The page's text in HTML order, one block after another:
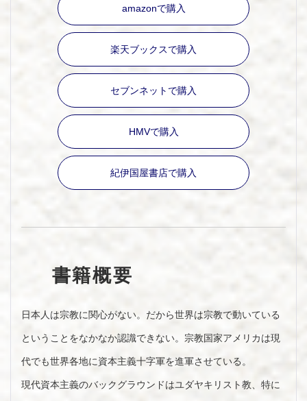
amazonで購入
楽天ブックスで購入
セブンネットで購入
HMVで購入
紀伊国屋書店で購入
書籍概要
日本人は宗教に関心がない。だから世界は宗教で動いている
ということをなかなか認識できない。宗教国家アメリカは現
代でも世界各地に資本主義十字軍を進軍させている。
現代資本主義のバックグラウンドはユダヤキリスト教、特に